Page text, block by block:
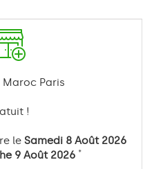
Maroc Paris
!
le Samedi 8 Août 2026
9 Août 2026 *